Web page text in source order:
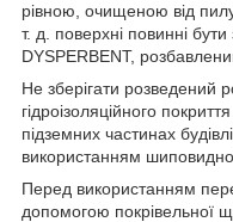
рівною, очищеною від пилу
т. д. поверхні повинні
DYSPERBENT,
Не зберігати розведений
гідроізоляційного
підземних частинах
використанням
Перед використанням
допомогою покрівельної